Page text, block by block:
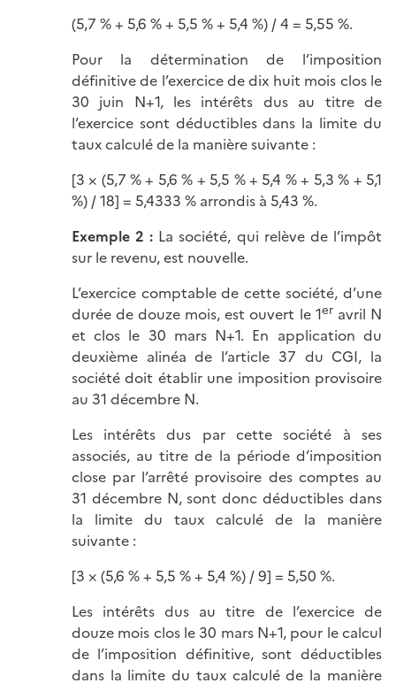
(5,7 % + 5,6 % + 5,5 % + 5,4 %) / 4 = 5,55 %.
Pour la détermination de l’imposition
définitive de l’exercice de dix huit mois clos le
30 juin N+1, les intérêts dus au titre de
l’exercice sont déductibles dans la limite du
taux calculé de la manièresuivante :
[3 × (5,7 % + 5,6 % + 5,5 % + 5,4 % + 5,3 % + 5,1
%) / 18] = 5,4333 % arrondis à 5,43 %.
Exemple 2 : La société, qui relève de l’impôt
sur le revenu, est nouvelle.
L’exercice comptable de cette société, d’une
durée de douze mois, est ouvert le 1eravril N
et clos le 30 mars N+1. En application du
deuxième alinéa de l’article 37 du CGI, la
société doit établir une imposition provisoire
au 31 décembre N.
Les intérêts dus par cette société à ses
associés, au titre de la période d’imposition
close par l’arrêté provisoire des comptes au
31 décembre N, sont donc déductibles dans
la limite du taux calculé de la manière
suivante :
[3 × (5,6 % + 5,5 % + 5,4 %) / 9] = 5,50 %.
Les intérêts dus au titre de l’exercice de
douze mois clos le 30 mars N+1, pour le calcul
de l’imposition définitive, sont déductibles
dans la limite du taux calculé de la manière